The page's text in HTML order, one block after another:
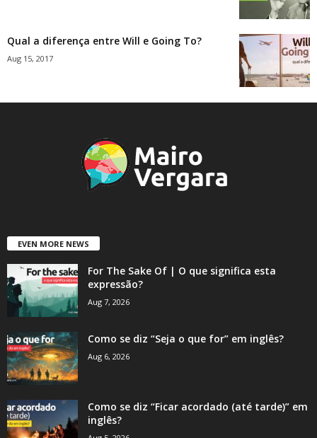
Qual a diferença entre Will e Going To?
Aug 15, 2017
EVEN MORE NEWS
For The Sake Of | O que significa esta
expressão?
Aug 7, 2026
Como se diz “Seja o que for” em inglês?
Aug 6, 2026
Como se diz “Ficar acordado (até tarde)” em
inglês?